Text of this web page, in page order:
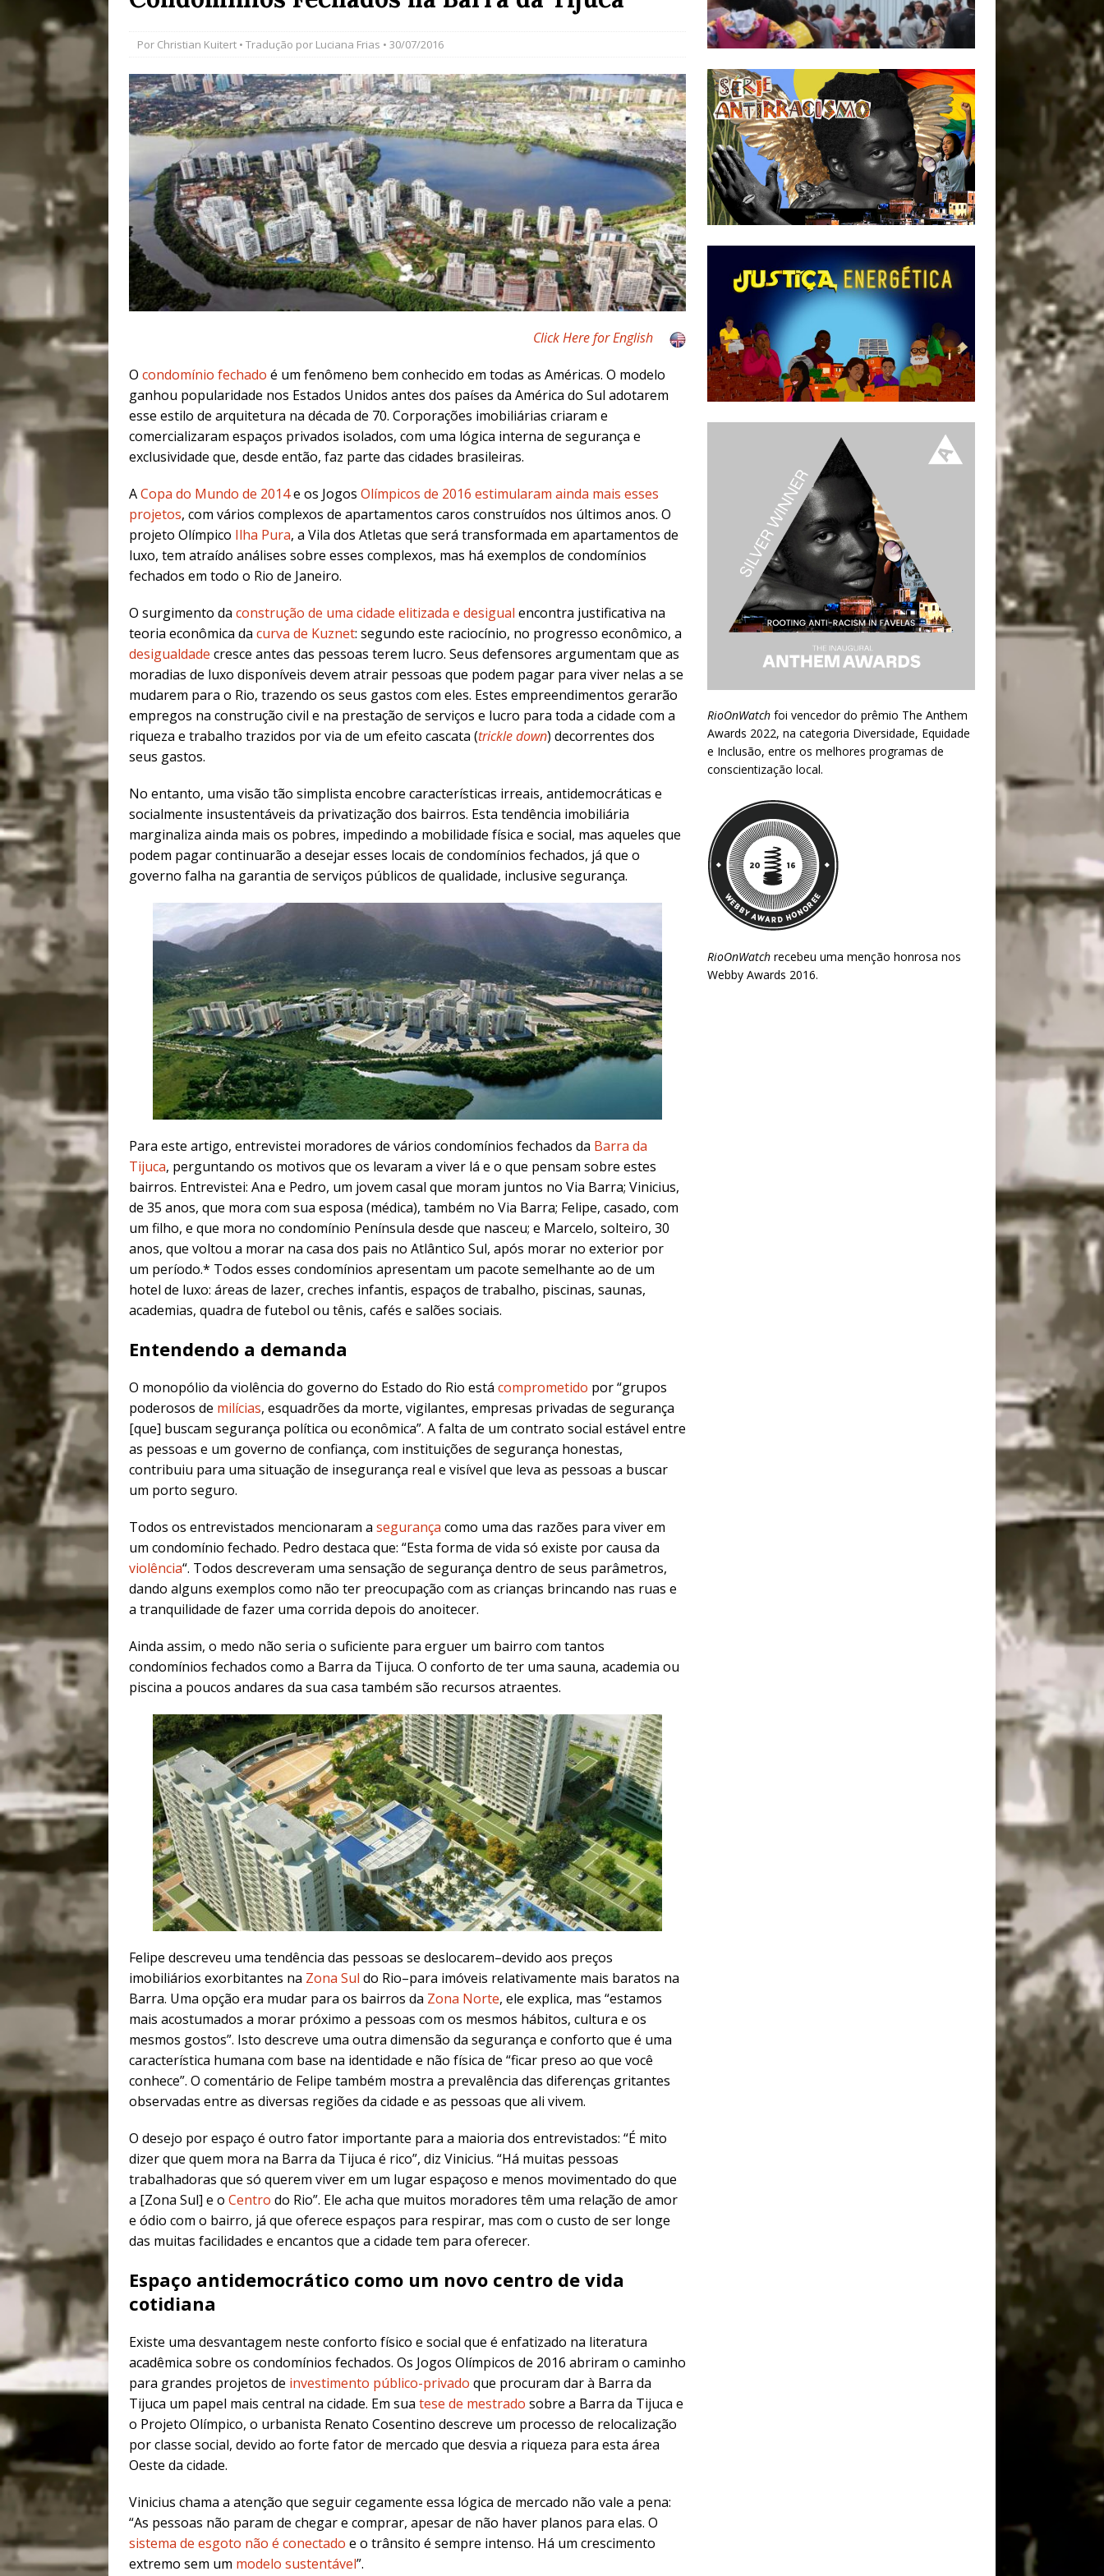
#OLHONAMÍDIA
[ 27/07/2026 ] Mutirão Agroecológico com os Povos das Águas Reúne
Coletivos para Plantio e Inauguração da Feira da Praia do Remanso
em Suruí, Magé
COBERTURA DE EVENTOS
[ 04/08/2026 ] Trens Fluminenses, Cronicamente Abandonados,
Passam para Consórcio Nova Via Mobilidade 10 Anos Após Rio2016
#OLHONOLEGADO
Por Christian Kuitert • Tradução por Luciana Frias • 30/07/2016
Click Here for English
O condomínio fechado é um fenômeno bem conhecido em todas as Américas. O modelo
ganhou popularidade nos Estados Unidos antes dos países da América do Sul adotarem
esse estilo de arquitetura na década de 70. Corporações imobiliárias criaram e
comercializaram espaços privados isolados, com uma lógica interna de segurança e
exclusividade que, desde então, faz parte das cidades brasileiras.
ACopa do Mundo de 2014e os Jogos Olímpicos de 2016 estimularam ainda mais esses
projetos, com vários complexos de apartamentos caros construídos nos últimos anos. O
projeto Olímpico Ilha Pura, a Vila dos Atletas que será transformada em apartamentos de
luxo, tem atraído análises sobre esses complexos, mas há exemplos de condomínios
fechados em todo o Rio de Janeiro.
O surgimento da construção de uma cidade elitizada e desigual encontra justificativa na
teoria econômica da curva de Kuznet: segundo este raciocínio, no progresso econômico, a
desigualdade cresce antes das pessoas terem lucro. Seus defensores argumentam que as
moradias de luxo disponíveis devem atrair pessoas que podem pagar para viver nelas a se
mudarem para o Rio, trazendo os seus gastos com eles. Estes empreendimentos gerarão
empregos na construção civil e na prestação de serviços e lucro para toda a cidade com a
riqueza e trabalho trazidos por via de um efeito cascata (trickle down) decorrentes dos
seus gastos.
No entanto, uma visão tão simplista encobre características irreais, antidemocráticas e
socialmente insustentáveis da privatização dos bairros. Esta tendência imobiliária
marginaliza ainda mais os pobres, impedindo a mobilidade física e social, mas aqueles que
podem pagar continuarão a desejar esses locais de condomínios fechados, já que o
governo falha na garantia de serviços públicos de qualidade, inclusive segurança.
Para este artigo, entrevistei moradores de vários condomínios fechados da Barra da
Tijuca, perguntando os motivos que os levaram a viver lá e o que pensam sobre estes
bairros. Entrevistei: Ana e Pedro, um jovem casal que moram juntos no Via Barra; Vinicius,
de 35 anos, que mora com sua esposa (médica), também no Via Barra; Felipe, casado, com
um filho, e que mora no condomínio Península desde que nasceu; e Marcelo, solteiro, 30
anos, que voltou a morar na casa dos pais no Atlântico Sul, após morar no exterior por
um período.* Todos esses condomínios apresentam um pacote semelhante ao de um
hotel de luxo: áreas de lazer, creches infantis, espaços de trabalho, piscinas, saunas,
academias, quadra de futebol ou tênis, cafés e salões sociais.
Entendendo a demanda
O monopólio da violência do governo do Estado do Rio está comprometido por “grupos
poderosos de milícias, esquadrões da morte, vigilantes, empresas privadas de segurança
[que] buscam segurança política ou econômica”. A falta de um contrato social estável entre
as pessoas e um governo de confiança, com instituições de segurança honestas,
contribuiu para uma situação de insegurança real e visível que leva as pessoas a buscar
um porto seguro.
Todos os entrevistados mencionaram a segurança como uma das razões para viver em
um condomínio fechado. Pedro destaca que: “Esta forma de vida só existe por causa da
violência“. Todos descreveram uma sensação de segurança dentro de seus parâmetros,
dando alguns exemplos como não ter preocupação com as crianças brincando nas ruas e
a tranquilidade de fazer uma corrida depois do anoitecer.
Ainda assim, o medo não seria o suficiente para erguer um bairro com tantos
condomínios fechados como a Barra da Tijuca. O conforto de ter uma sauna, academia ou
piscina a poucos andares da sua casa também são recursos atraentes.
Felipe descreveu uma tendência das pessoas se deslocarem–devido aos preços
imobiliários exorbitantes na Zona Sul do Rio–para imóveis relativamente mais baratos na
Barra. Uma opção era mudar para os bairros da Zona Norte, ele explica, mas “estamos
mais acostumados a morar próximo a pessoas com os mesmos hábitos, cultura e os
mesmos gostos”. Isto descreve uma outra dimensão da segurança e conforto que é uma
característica humana com base na identidade e não física de “ficar preso ao que você
conhece”. O comentário de Felipe também mostra a prevalência das diferenças gritantes
observadas entre as diversas regiões da cidade e as pessoas que ali vivem.
O desejo por espaço é outro fator importante para a maioria dos entrevistados: “É mito
dizer que quem mora na Barra da Tijuca é rico”, diz Vinicius. “Há muitas pessoas
trabalhadoras que só querem viver em um lugar espaçoso e menos movimentado do que
a [Zona Sul] e o Centro do Rio”. Ele acha que muitos moradores têm uma relação de amor
e ódio com o bairro, já que oferece espaços para respirar, mas com o custo de ser longe
das muitas facilidades e encantos que a cidade tem para oferecer.
Espaço antidemocrático como um novo centro de vida
cotidiana
Existe uma desvantagem neste conforto físico e social que é enfatizado na literatura
acadêmica sobre os condomínios fechados. Os Jogos Olímpicos de 2016 abriram o caminho
para grandes projetos de investimento público-privado que procuram dar à Barra da
Tijuca um papel mais central na cidade. Em sua tese de mestrado sobre a Barra da Tijuca e
o Projeto Olímpico, o urbanista Renato Cosentino descreve um processo de relocalização
por classe social, devido ao forte fator de mercado que desvia a riqueza para esta área
Oeste da cidade.
Vinicius chama a atenção que seguir cegamente essa lógica de mercado não vale a pena:
“As pessoas não param de chegar e comprar, apesar de não haver planos para elas. O
sistema de esgoto não é conectado e o trânsito é sempre intenso. Há um crescimento
extremo sem um modelo sustentável”.
RioOnWatchfoi vencedor do prêmio The Anthem
Awards 2022, na categoria Diversidade, Equidade
e Inclusão, entre os melhores programas de
conscientização local.
RioOnWatchrecebeu uma menção honrosa nos
Webby Awards 2016.